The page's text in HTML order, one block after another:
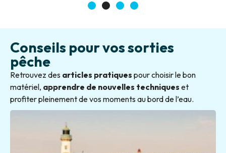
3 4
Conseils pour vos sorties
pêche
Retrouvez des articles pratiques pour choisir le bon
matériel, apprendre de nouvelles techniques et
profiter pleinement de vos moments au bord de l’eau.